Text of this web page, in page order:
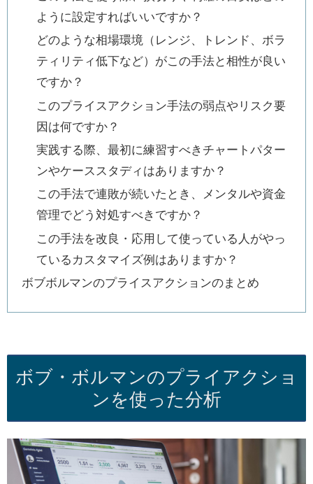
ように設定すればいいですか？
どのような相場環境（レンジ、トレンド、ボラ
ティリティ低下など）がこの手法と相性が良い
ですか？
このプライスアクション手法の弱点やリスク要
因は何ですか？
実践する際、最初に練習すべきチャートパター
ンやケーススタディはありますか？
この手法で連敗が続いたとき、メンタルや資金
管理でどう対処すべきですか？
この手法を改良・応用して使っている人がやっ
ているカスタマイズ例はありますか？
ボブボルマンのプライスアクションのまとめ
ボブ・ボルマンのプライアクショ
ンを使った分析